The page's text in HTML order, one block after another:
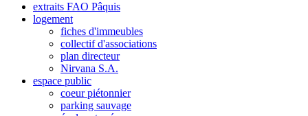
extraits FAO Pâquis
logement
fiches d'immeubles
collectif d'associations
plan directeur
Nirvana S.A.
espace public
coeur piétonnier
parking sauvage